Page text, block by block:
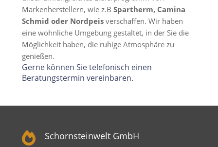
Markenherstellern, wie z.B Spartherm, Camina
Schmid oder Nordpeisverschaffen. Wir haben
eine wohnliche Umgebung gestaltet, in der Sie die
Möglichkeit haben, die ruhige Atmosphäre zu
genießen.
Gerne können Sie telefonisch einen
Beratungstermin vereinbaren.
 Schornsteinwelt GmbH